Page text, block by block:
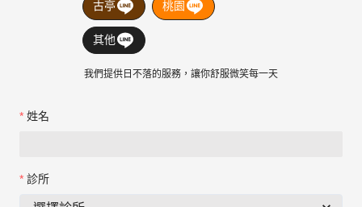
古亭 桃園
其他
我們提供日不落的服務，讓你舒服微笑每一天
姓名
診所